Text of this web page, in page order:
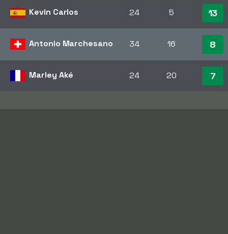
Kevin Carlos 24 5 13
Antonio Marchesano 34 16 8
Marley Aké 24 20 7